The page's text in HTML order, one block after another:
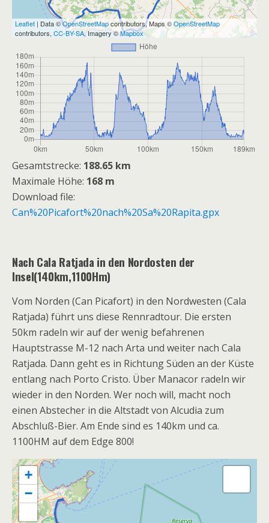
Leaflet | Data ©OpenStreetMapcontributors, Maps ©OpenStreetMap
contributors, CC-BY-SA, Imagery ©Mapbox
Gesamtstrecke: 188.65 km
Maximale Höhe: 168 m
Download file:
Can%20Picafort%20nach%20Sa%20Rapita.gpx
Nach Cala Ratjada in den Nordosten der
Insel(140km,1100Hm)
Vom Norden (Can Picafort) in den Nordwesten (Cala
Ratjada) führt uns diese Rennradtour. Die ersten
50km radeln wir auf der wenig befahrenen
Hauptstrasse M-12 nach Arta und weiter nach Cala
Ratjada. Dann geht es in Richtung Süden an der Küste
entlang nach Porto Cristo. Über Manacor radeln wir
wieder in den Norden. Wer noch will, macht noch
einen Abstecher in die Altstadt von Alcudia zum
Abschluß-Bier. Am Ende sind es 140km und ca.
1100HM auf dem Edge 800!
+
−